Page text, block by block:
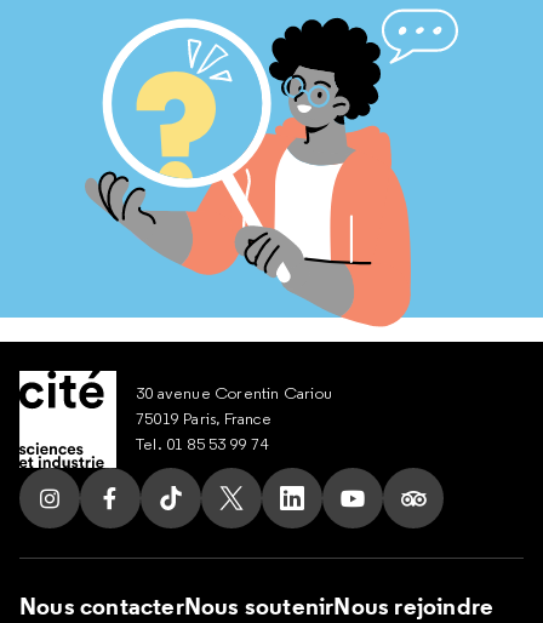
30 avenue Corentin Cariou
75019 Paris, France
Tel. 01 85 53 99 74
Suivez nous sur Instagram
Suivez nous sur Facebook
Suivez nous sur Tik Tok
Suivez nous sur X
Suivez nous sur LinkedIn
Suivez nous sur
Suivez nous
Nous contacterNous soutenirNous rejoindre